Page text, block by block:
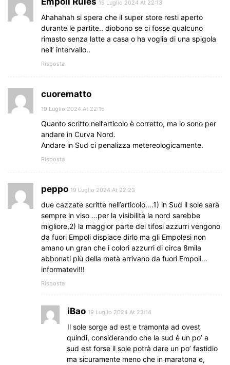
19 Luglio 2024 At 22:13
Ahahahah si spera che il super store resti aperto
durante le partite.. diobono se ci fosse qualcuno
rimasto senza latte a casa o ha voglia di una spigola
nell’ intervallo..
Risposta
cuorematto
19 Luglio 2024 At 22:16
Quanto scritto nell’articolo è corretto, ma io sono per
andare in Curva Nord.
Andare in Sud ci penalizza metereologicamente.
Risposta
peppo 19 Luglio 2024 At 22:23
due cazzate scritte nell’articolo….1) in Sud ll sole sarà
sempre in viso …per la visibilità la nord sarebbe
migliore,2) la maggior parte dei tifosi azzurri vengono
da fuori Empoli dispiace dirlo ma gli Empolesi non
amano un gran che i colori azzurri di circa 8mila
abbonati più della metà arrivano da fuori Empoli…
informatevi!!!
Risposta
iBao 19 Luglio 2024 At 23:14
Il sole sorge ad est e tramonta ad ovest
quindi, considerando che la sud è un po’ a
sud est forse il sole potrà dare un po’ fastidio
ma sicuramente meno che in maratona e,